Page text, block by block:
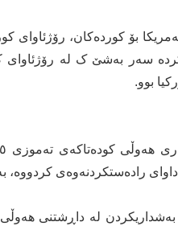
بۆ کوردەکان، رۆژئاوای
٢٠١٩ هێرشی کردە سەر بەشێ ک لە
بوو.
رادەستکردنەوەی کردووە،